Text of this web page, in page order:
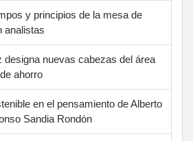
y principios de la mesa de
analistas
designa nuevas cabezas del área
ahorro
en el pensamiento de Alberto
Sandia Rondón